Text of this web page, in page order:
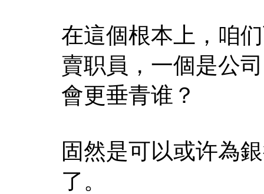
在這個根本上，咱
賣职員，一個是公
會更垂青谁？
固然是可以或许為
了。